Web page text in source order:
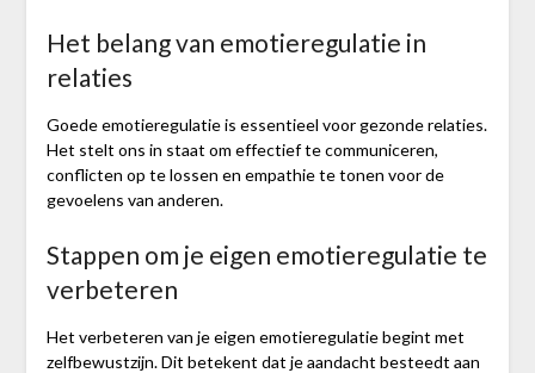
Het belang van emotieregulatie in
relaties
Goede emotieregulatie is essentieel voor gezonde relaties.
Het stelt ons in staat om effectief te communiceren,
conflicten op te lossen en empathie te tonen voor de
gevoelens van anderen.
Stappen om je eigen emotieregulatie te
verbeteren
Het verbeteren van je eigen emotieregulatie begint met
zelfbewustzijn. Dit betekent dat je aandacht besteedt aan